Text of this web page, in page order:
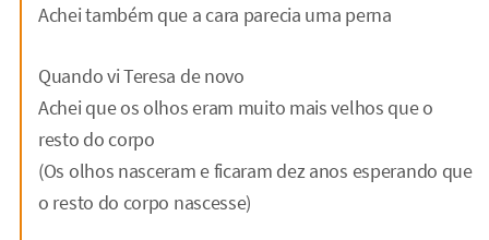
Achei também que a cara parecia uma perna
Quando vi Teresa de novo
Achei que os olhos eram muito mais velhos que o
resto do corpo
(Os olhos nasceram e ficaram dez anos esperando que
o resto do corpo nascesse)